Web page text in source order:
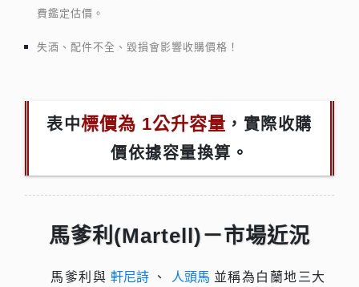
費鑑定估價。
失酒、配件不全、毀損會影響收購價格！
表中標價為 1公升容量 ，實際收購
價依據容量換算。
馬爹利(Martell)－市場近況
馬爹利與 軒尼詩 、 人頭馬 並稱為白蘭地三大